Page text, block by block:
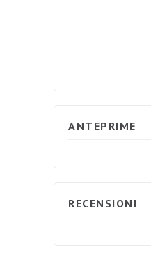
ANTEPRIME
RECENSIONI